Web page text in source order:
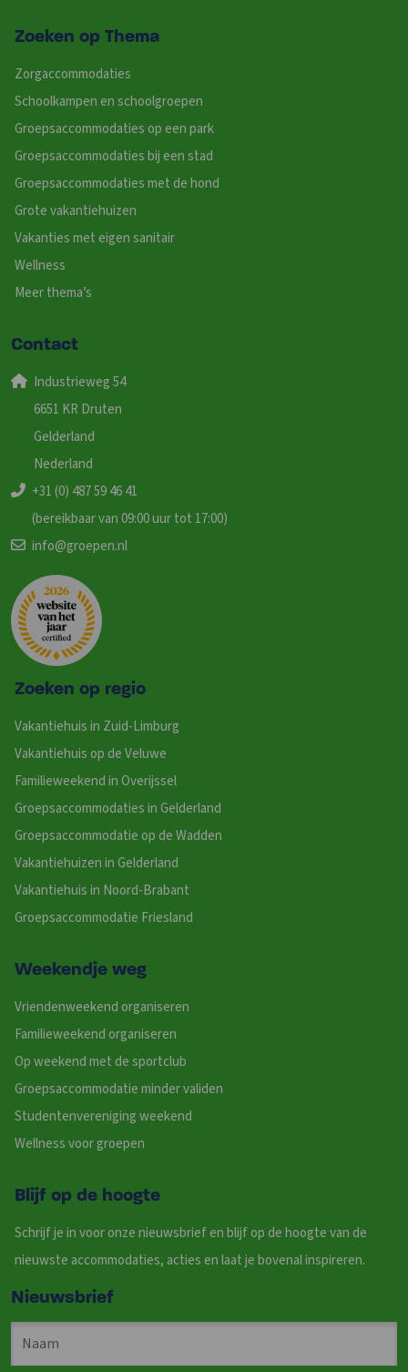
Zoeken op Thema
Zorgaccommodaties
Schoolkampen en schoolgroepen
Groepsaccommodaties op een park
Groepsaccommodaties bij een stad
Groepsaccommodaties met de hond
Grote vakantiehuizen
Vakanties met eigen sanitair
Wellness
Meer thema’s
Contact
Industrieweg 54
6651 KR Druten
Gelderland
Nederland
+31 (0) 487 59 46 41
(bereikbaar van 09:00 uur tot 17:00)
info@groepen.nl
Zoeken op regio
Vakantiehuis in Zuid-Limburg
Vakantiehuis op de Veluwe
Familieweekend in Overijssel
Groepsaccommodaties in Gelderland
Groepsaccommodatie op de Wadden
Vakantiehuizen in Gelderland
Vakantiehuis in Noord-Brabant
Groepsaccommodatie Friesland
Weekendje weg
Vriendenweekend organiseren
Familieweekend organiseren
Op weekend met de sportclub
Groepsaccommodatie minder validen
Studentenvereniging weekend
Wellness voor groepen
Blijf op de hoogte
Schrijf je in voor onze nieuwsbrief en blijf op de hoogte van de
nieuwste accommodaties, acties en laat je bovenal inspireren.
Nieuwsbrief